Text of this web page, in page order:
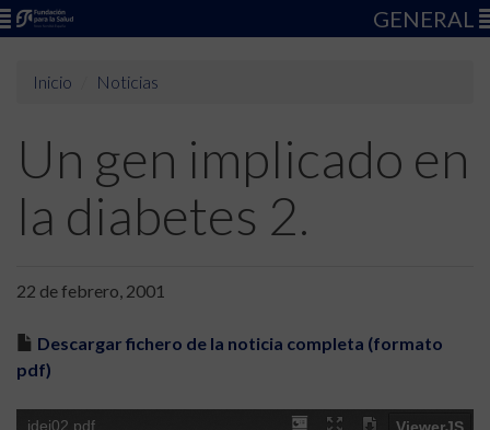
GENERAL
Inicio Noticias
Un gen implicado en
la diabetes 2.
22 de febrero, 2001
Descargar fichero de la noticia completa (formato
pdf)